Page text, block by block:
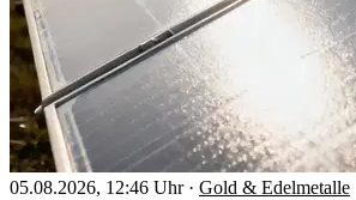
05.08.2026, 12:46 Uhr · Gold & Edelmetalle